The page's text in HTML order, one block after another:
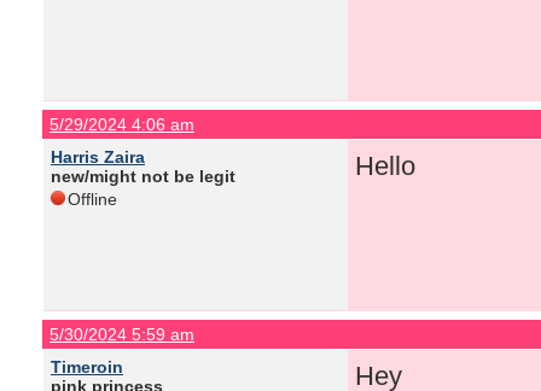
5/29/2024 4:06 am
Harris Zaira
new/might not be legit
Offline
Hello
5/30/2024 5:59 am
Timeroin
pink princess
Hey